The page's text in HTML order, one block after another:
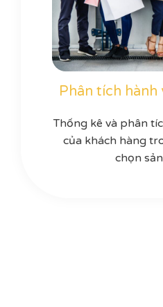
Phân tích hành
Thống kê và phân
của khách hàng
chọn